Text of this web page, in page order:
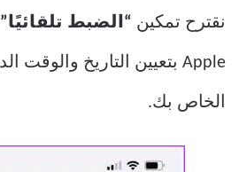
نقترح تمكين “الضبط تلقائيًا”
الخاص بك.